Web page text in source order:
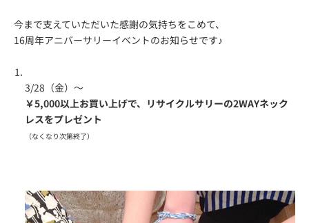
今まで支えていただいた感謝の気持ちをこめて、
16周年アニバーサリーイベントのお知らせです♪
3/28（金）～
￥5,000以上お買い上げで、リサイクルサリーの2WAYネック
レスをプレゼント
（なくなり次第終了）